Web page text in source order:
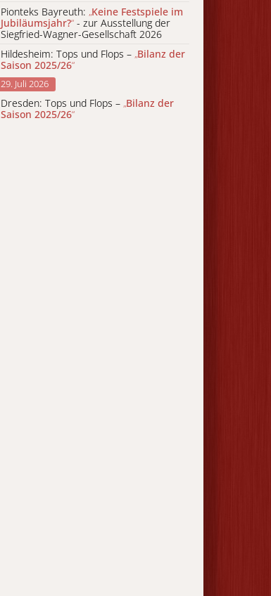
Pionteks Bayreuth: „Keine Festspiele im
Jubiläumsjahr?“ - zur Ausstellung der
Siegfried-Wagner-Gesellschaft 2026
Hildesheim: Tops und Flops – „Bilanz der
Saison 2025/26“
29. Juli 2026
Dresden: Tops und Flops – „Bilanz der
Saison 2025/26“